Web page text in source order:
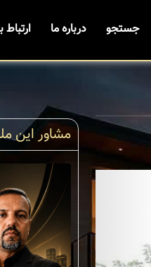
جستجو درباره ما ارتباط
مشاور این